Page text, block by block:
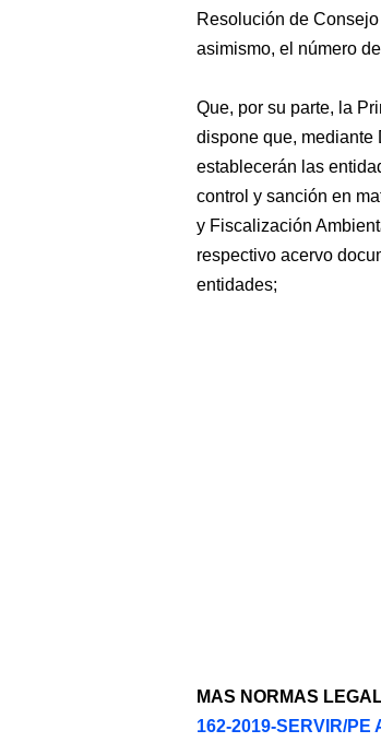
Resolución de
asimismo, el número
Que, por su parte, la
dispone que, mediante
establecerán las
control y sanción en
y Fiscalización
respectivo acervo
entidades;
MAS NORMAS
162-2019-SERVIR/